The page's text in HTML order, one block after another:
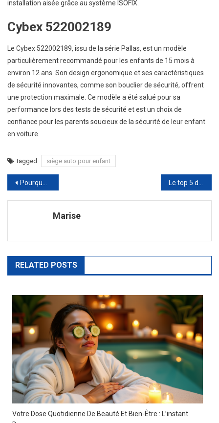
installation aisée grâce au système ISOFIX.
Cybex 522002189
Le Cybex 522002189, issu de la série Pallas, est un modèle
particulièrement recommandé pour les enfants de 15 mois à
environ 12 ans. Son design ergonomique et ses caractéristiques
de sécurité innovantes, comme son bouclier de sécurité, offrent
une protection maximale. Ce modèle a été salué pour sa
performance lors des tests de sécurité et est un choix de
confiance pour les parents soucieux de la sécurité de leur enfant
en voiture.
Tagged siège auto pour enfant
Navigation
de
l’article
Pourquoi adopter une conduite éco-responsable pour un avenir durable ?
Marise
RELATED POSTS
Votre Dose Quotidienne De Beauté Et Bien-Être : L’instant